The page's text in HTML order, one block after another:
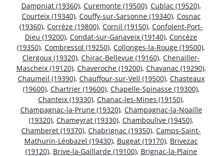
Dampniat (19360), Curemonte (19500), Cublac (19520),
Courteix (19340), Couffy-sur-Sarsonne (19340), Cosnac
(19360), Corrèze (19800), Cornil (19150), Confolent-Port-
Dieu (19200), Condat-sur-Ganaveix (19140), Concèze
(19350), Combressol (19250), Collonges-la-Rouge (19500),
Clergoux (19320), Chirac-Bellevue (19160), Chenailler-
Mascheix (19120), Chaveroche (19200), Chavanac (19290),
Chaumeil (19390), Chauffour-sur-Vell (19500), Chasteaux
(19600), Chartrier (19600), Chapelle-Spinasse (19300),
Chanteix (19330), Chanac-les-Mines (19150),
Champagnac-la-Prune (19320), Champagnac-la-Noaille
(19320), Chameyrat (19330), Chamboulive (19450),
Chamberet (19370), Chabrignac (19350), Camps-Saint-
Mathurin-Léobazel (19430), Bugeat (19170), Brivezac
(19120), Brive-la-Gaillarde (19100), Brignac-la-Plaine